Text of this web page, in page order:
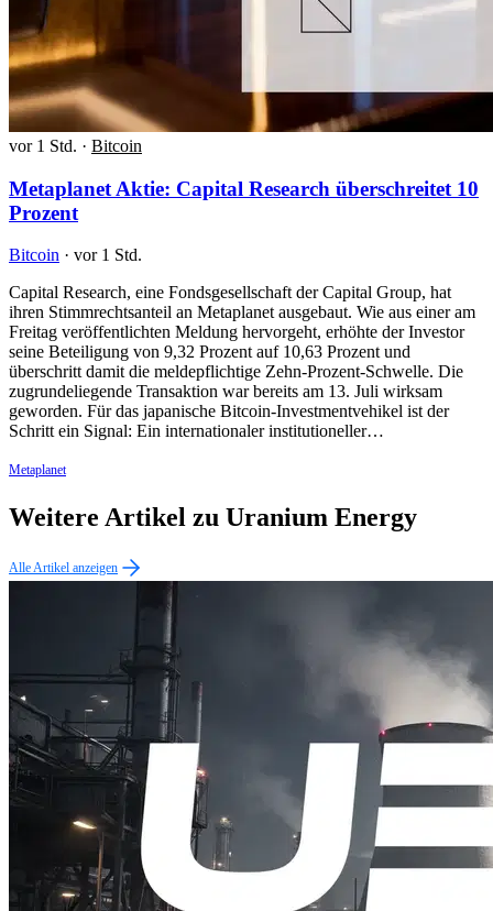
vor 1 Std. · Bitcoin
Metaplanet Aktie: Capital Research überschreitet 10
Prozent
Bitcoin · vor 1 Std.
Capital Research, eine Fondsgesellschaft der Capital Group, hat
ihren Stimmrechtsanteil an Metaplanet ausgebaut. Wie aus einer am
Freitag veröffentlichten Meldung hervorgeht, erhöhte der Investor
seine Beteiligung von 9,32 Prozent auf 10,63 Prozent und
überschritt damit die meldepflichtige Zehn-Prozent-Schwelle. Die
zugrundeliegende Transaktion war bereits am 13. Juli wirksam
geworden. Für das japanische Bitcoin-Investmentvehikel ist der
Schritt ein Signal: Ein internationaler institutioneller…
Metaplanet
Weitere Artikel zu Uranium Energy
Alle Artikel anzeigen